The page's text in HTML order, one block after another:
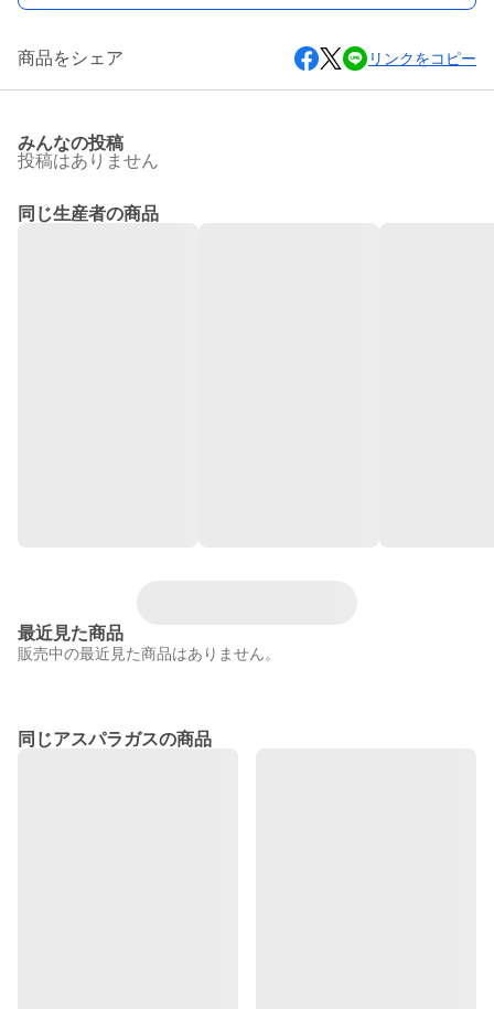
商品をシェア リンクをコピー
みんなの投稿
投稿はありません
同じ生産者の商品
最近見た商品
販売中の最近見た商品はありません。
同じアスパラガスの商品